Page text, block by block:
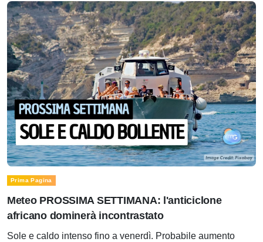
Prima Pagina
Meteo PROSSIMA SETTIMANA: l'anticiclone
africano dominerà incontrastato
Sole e caldo intenso fino a venerdì. Probabile aumento